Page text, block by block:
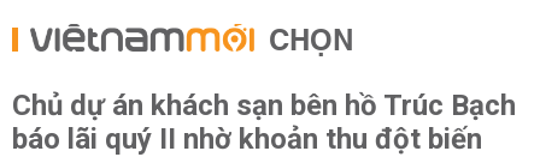
CHỌN
Chủ dự án khách sạn bên hồ Trúc Bạch
báo lãi quý II nhờ khoản thu đột biến